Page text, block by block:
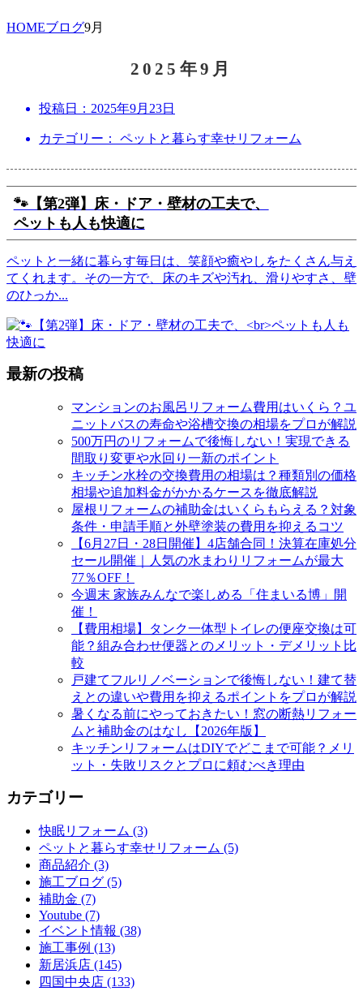
HOMEブログ9月
2025年9月
投稿日： 2025年9月23日
カテゴリー： ペットと暮らす幸せリフォーム
🐾【第2弾】床・ドア・壁材の工夫で、
ペットも人も快適に
ペットと一緒に暮らす毎日は、笑顔や癒やしをたくさん与え
てくれます。その一方で、床のキズや汚れ、滑りやすさ、壁
のひっか...
最新の投稿
マンションのお風呂リフォーム費用はいくら？ユ
ニットバスの寿命や浴槽交換の相場をプロが解説
500万円のリフォームで後悔しない！実現できる
間取り変更や水回り一新のポイント
キッチン水栓の交換費用の相場は？種類別の価格
相場や追加料金がかかるケースを徹底解説
屋根リフォームの補助金はいくらもらえる？対象
条件・申請手順と外壁塗装の費用を抑えるコツ
【6月27日・28日開催】4店舗合同！決算在庫処分
セール開催｜人気の水まわりリフォームが最大
77％OFF！
今週末 家族みんなで楽しめる「住まいる博」開
催！
【費用相場】タンク一体型トイレの便座交換は可
能？組み合わせ便器とのメリット・デメリット比
較
戸建てフルリノベーションで後悔しない！建て替
えとの違いや費用を抑えるポイントをプロが解説
暑くなる前にやっておきたい！窓の断熱リフォー
ムと補助金のはなし【2026年版】
キッチンリフォームはDIYでどこまで可能？メリ
ット・失敗リスクとプロに頼むべき理由
カテゴリー
快眠リフォーム (3)
ペットと暮らす幸せリフォーム (5)
商品紹介 (3)
施工ブログ (5)
補助金 (7)
Youtube (7)
イベント情報 (38)
施工事例 (13)
新居浜店 (145)
四国中央店 (133)